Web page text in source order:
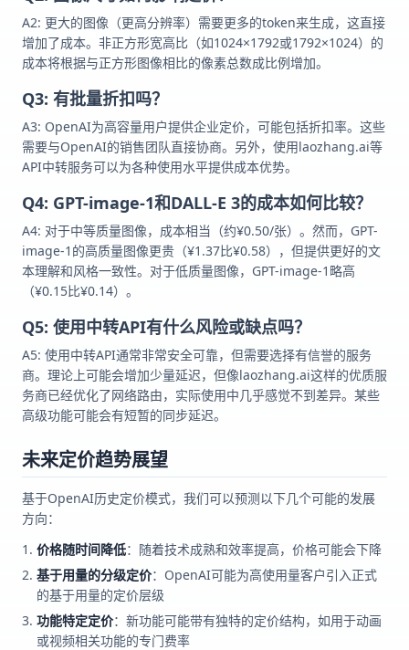
A2: 更大的图像（更高分辨率）需要更多的token来生成，这直接
增加了成本。非正方形宽高比（如1024×1792或1792×1024）的
成本将根据与正方形图像相比的像素总数成比例增加。
Q3: 有批量折扣吗？
A3: OpenAI为高容量用户提供企业定价，可能包括折扣率。这些
需要与OpenAI的销售团队直接协商。另外，使用laozhang.ai等
API中转服务可以为各种使用水平提供成本优势。
Q4: GPT-image-1和DALL-E 3的成本如何比较？
A4: 对于中等质量图像，成本相当（约¥0.50/张）。然而，GPT-
image-1的高质量图像更贵（¥1.37比¥0.58），但提供更好的文
本理解和风格一致性。对于低质量图像，GPT-image-1略高
（¥0.15比¥0.14）。
Q5: 使用中转API有什么风险或缺点吗？
A5: 使用中转API通常非常安全可靠，但需要选择有信誉的服务
商。理论上可能会增加少量延迟，但像laozhang.ai这样的优质服
务商已经优化了网络路由，实际使用中几乎感觉不到差异。某些
高级功能可能会有短暂的同步延迟。
未来定价趋势展望
基于OpenAI历史定价模式，我们可以预测以下几个可能的发展
方向：
价格随时间降低：随着技术成熟和效率提高，价格可能会下降
基于用量的分级定价：OpenAI可能为高使用量客户引入正式
的基于用量的定价层级
功能特定定价：新功能可能带有独特的定价结构，如用于动画
或视频相关功能的专门费率